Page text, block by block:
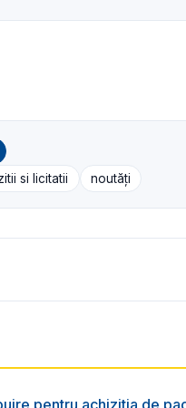
si licitatii noutăți